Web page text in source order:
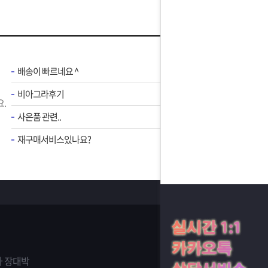
.
배송이 빠르네요 ^
비아그라후기
사은품 관련..
재구매서비스있나요?
장대박